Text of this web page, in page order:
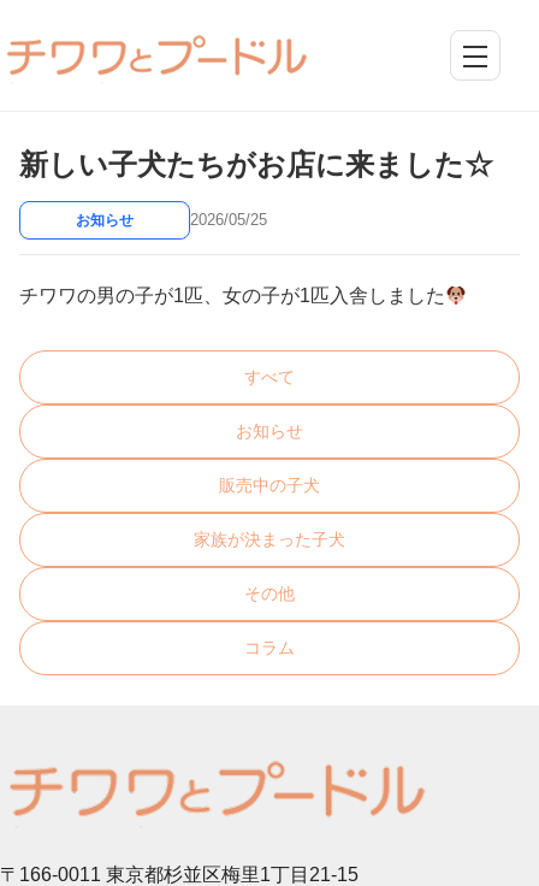
新しい子犬たちがお店に来ました☆
お知らせ 2026/05/25
チワワの男の子が1匹、女の子が1匹入舎しました
すべて
お知らせ
販売中の子犬
家族が決まった子犬
その他
コラム
〒166-0011 東京都杉並区梅里1丁目21-15